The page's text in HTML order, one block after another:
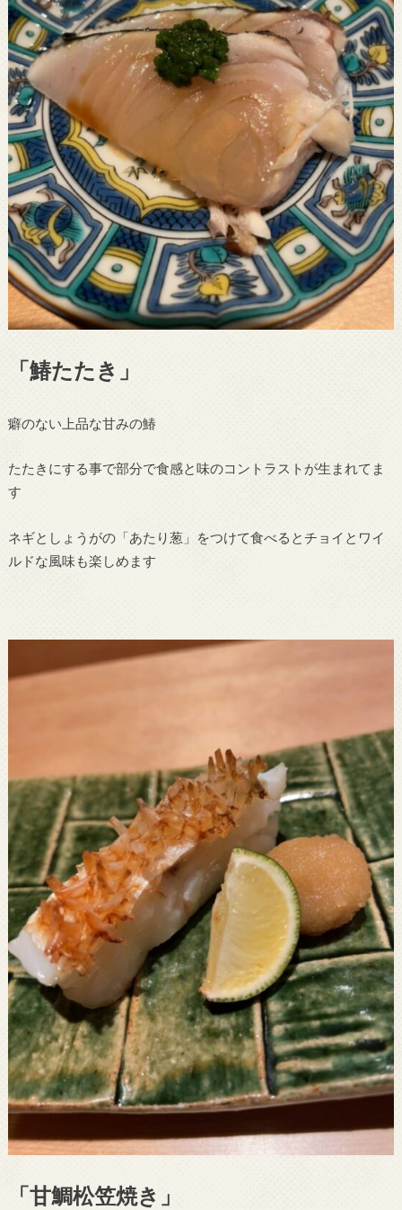
「鰆たたき」
癖のない上品な甘みの鰆
たたきにする事で部分で食感と味のコントラストが生まれてま
す
ネギとしょうがの「あたり葱」をつけて食べるとチョイとワイ
ルドな風味も楽しめます
「甘鯛松笠焼き」